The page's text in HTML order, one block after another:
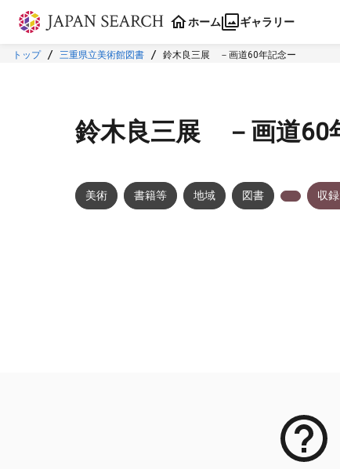
本文に飛ぶ
ホーム ギャラリー
トップ 三重県立美術館図書 鈴木良三展 －画道60年記念ー
鈴木良三展 －画道60
美術 書籍等 地域 図書 収